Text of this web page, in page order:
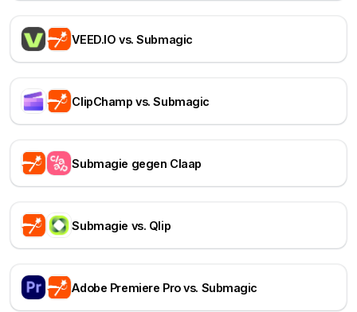
VEED.IO vs. Submagic
ClipChamp vs. Submagic
Submagie gegen Claap
Submagie vs. Qlip
Adobe Premiere Pro vs. Submagic